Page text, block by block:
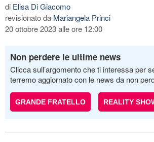
di Elisa Di Giacomo
revisionato da Mariangela Princi
20 ottobre 2023 alle ore 12:00
Non perdere le ultime news
Clicca sull’argomento che ti interessa per
terremo aggiornato con le news da non
GRANDE FRATELLO REALITY